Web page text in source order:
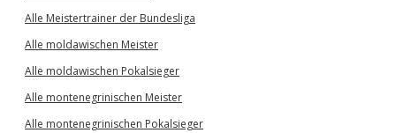
Alle Meistertrainer der Bundesliga
Alle moldawischen Meister
Alle moldawischen Pokalsieger
Alle montenegrinischen Meister
Alle montenegrinischen Pokalsieger